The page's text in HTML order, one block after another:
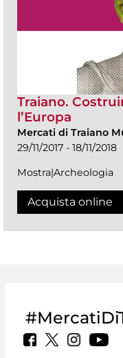
Traiano.
l’Europa
Mercati di Traiano
29/11/2017 - 18/11/2018
Mostra|Archeologia
Acquista online